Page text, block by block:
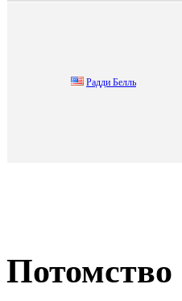
Pадди Бeлль
Потомство